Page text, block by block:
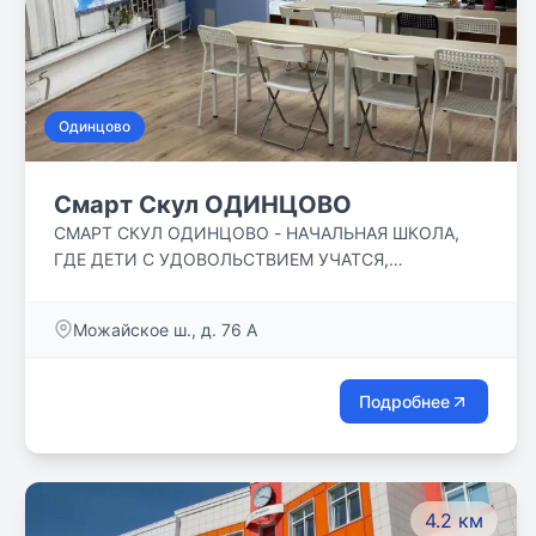
Одинцово
Смарт Скул ОДИНЦОВО
СМАРТ СКУЛ ОДИНЦОВО - НАЧАЛЬНАЯ ШКОЛА,
ГДЕ ДЕТИ С УДОВОЛЬСТВИЕМ УЧАТСЯ,
ДРУЖЕЛЮБНОЙ АТМОСФЕРЕ.
Можайское ш., д. 76 А
Подробнее
4.2 км